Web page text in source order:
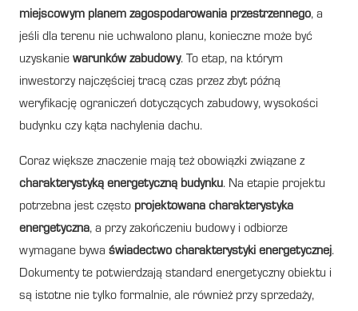
miejscowym planem zagospodarowania przestrzennego, a
jeśli dla terenu nie uchwalono planu, konieczne może być
uzyskanie warunków zabudowy. To etap, na którym
inwestorzy najczęściej tracą czas przez zbyt późną
weryfikację ograniczeń dotyczących zabudowy, wysokości
budynku czy kąta nachylenia dachu.
Coraz większe znaczenie mają też obowiązki związane z
charakterystyką energetyczną budynku. Na etapie projektu
potrzebna jest często projektowana charakterystyka
energetyczna, a przy zakończeniu budowy i odbiorze
wymagane bywa świadectwo charakterystyki energetycznej.
Dokumenty te potwierdzają standard energetyczny obiektu i
są istotne nie tylko formalnie, ale również przy sprzedaży,